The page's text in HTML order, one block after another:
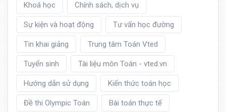
Khoá học Chính sách, dịch vụ
Sự kiện và hoạt động Tư vấn học đường
Tin khai giảng Trung tâm Toán Vted
Tuyển sinh Tài liệu môn Toán - vted.vn
Hướng dẫn sử dụng Kiến thức toán học
Đề thi Olympic Toán Bài toán thực tế